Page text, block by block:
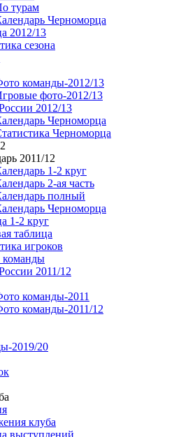
турам
Черноморца
2012/13
сезона
команды-2012/13
фото-2012/13
2012/13
Черноморца
Черноморца
2011/12
1-2 круг
2-ая часть
полный
Черноморца
1-2 круг
таблица
игроков
команды
2011/12
команды-2011
команды-2011/12
2019/20
клуба
выступлений